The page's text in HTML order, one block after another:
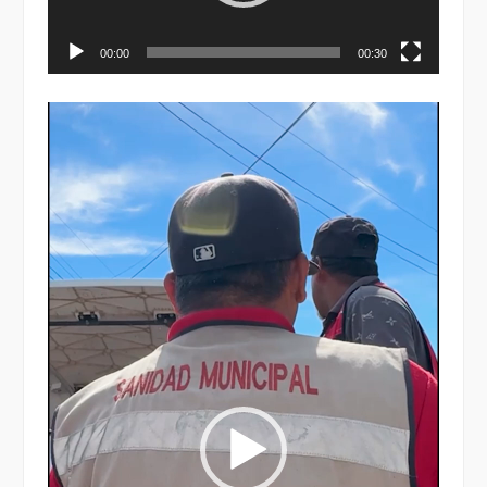
00:00 00:30
Reproductor
vídeo